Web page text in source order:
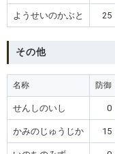
ようせいのかぶと 25
その他
名称 防御
せんしのいし 0
かみのじゅうじか 15